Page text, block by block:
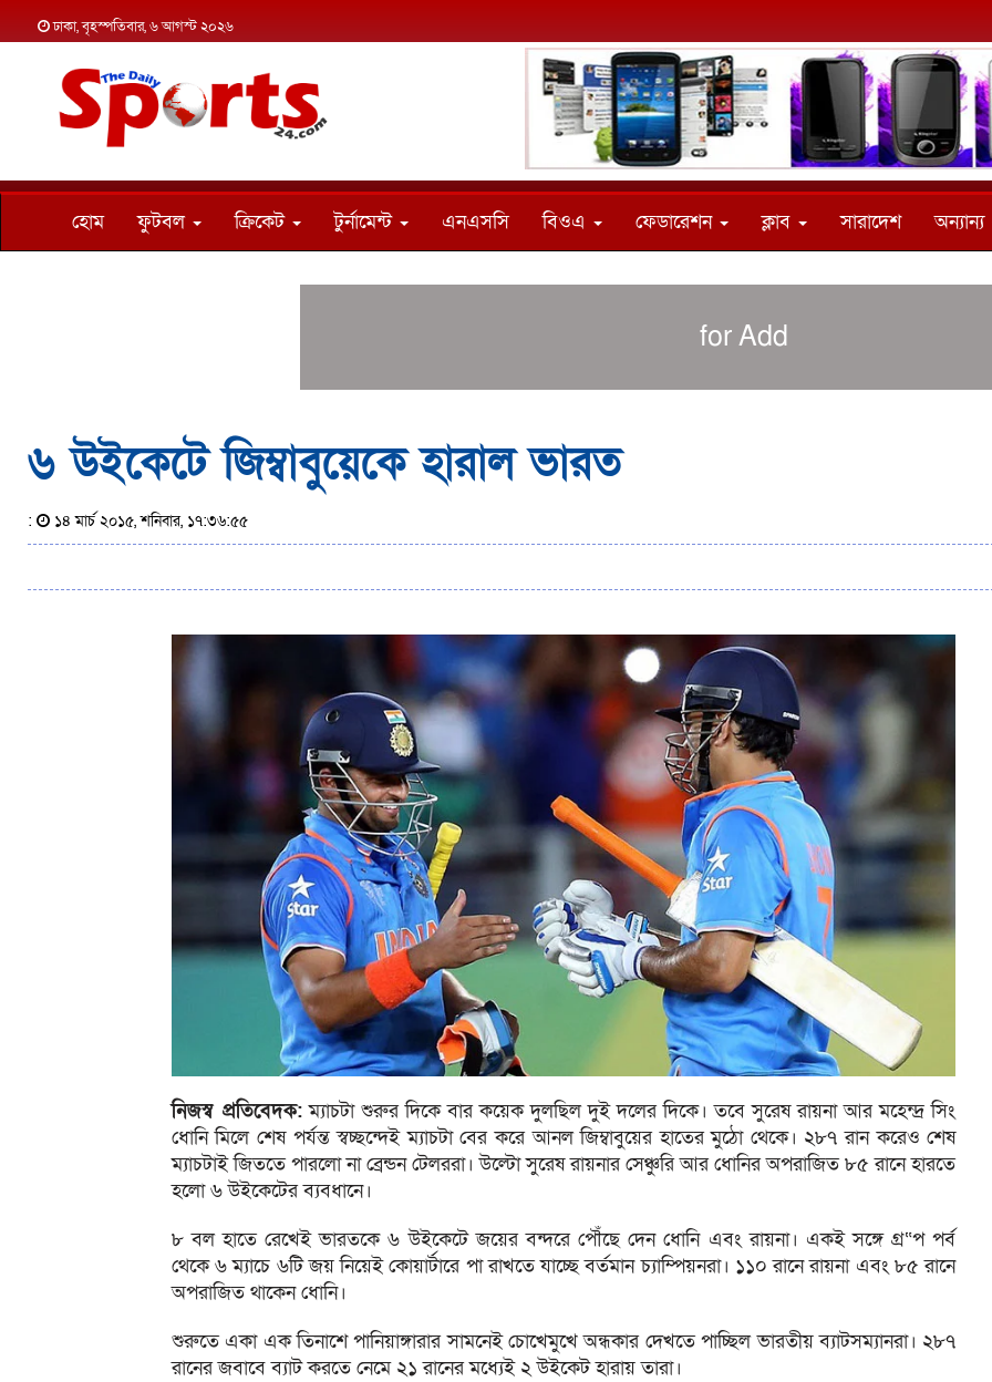
ঢাকা, বৃহস্পতিবার, ৬ আগস্ট ২০২৬
হোম ফুটবল ক্রিকেট টুর্নামেন্ট এনএসসি বিওএ ফেডারেশন ক্লাব সারাদেশ অন্যান্য
for Add
৬ উইকেটে জিম্বাবুয়েকে হারাল ভারত
: ১৪ মার্চ ২০১৫, শনিবার, ১৭:৩৬:৫৫
নিজস্ব প্রতিবেদক:ম্যাচটা শুরুর দিকে বার কয়েক দুলছিল দুই দলের দিকে। তবে সুরেষ রায়না আর মহেন্দ্র সিং
ধোনি মিলে শেষ পর্যন্ত স্বচ্ছন্দেই ম্যাচটা বের করে আনল জিম্বাবুয়ের হাতের মুঠো থেকে। ২৮৭ রান করেও শেষ
ম্যাচটাই জিততে পারলো না ব্রেন্ডন টেলররা। উল্টো সুরেষ রায়নার সেঞ্চুরি আর ধোনির অপরাজিত ৮৫ রানে হারতে
হলো ৬ উইকেটের ব্যবধানে।
৮ বল হাতে রেখেই ভারতকে ৬ উইকেটে জয়ের বন্দরে পৌঁছে দেন ধোনি এবং রায়না। একই সঙ্গে গ্র“প পর্ব
থেকে ৬ ম্যাচে ৬টি জয় নিয়েই কোয়ার্টারে পা রাখতে যাচ্ছে বর্তমান চ্যাম্পিয়নরা। ১১০ রানে রায়না এবং ৮৫ রানে
অপরাজিত থাকেন ধোনি।
শুরুতে একা এক তিনাশে পানিয়াঙ্গারার সামনেই চোখেমুখে অন্ধকার দেখতে পাচ্ছিল ভারতীয় ব্যাটসম্যানরা। ২৮৭
রানের জবাবে ব্যাট করতে নেমে ২১ রানের মধ্যেই ২ উইকেট হারায় তারা।